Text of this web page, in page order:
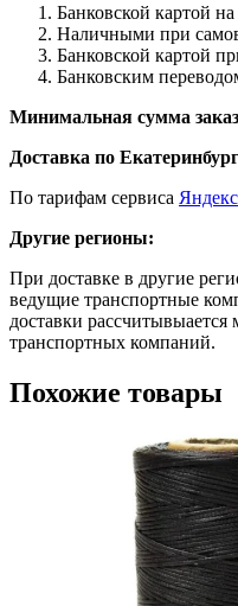
Банковской картой на
Наличными при
Банковской картой
Банковским
Минимальная сумма
Доставка по
По тарифам сервиса
Другие регионы:
При доставке в другие
ведущие транспортные
доставки
транспортных компаний.
Похожие товары